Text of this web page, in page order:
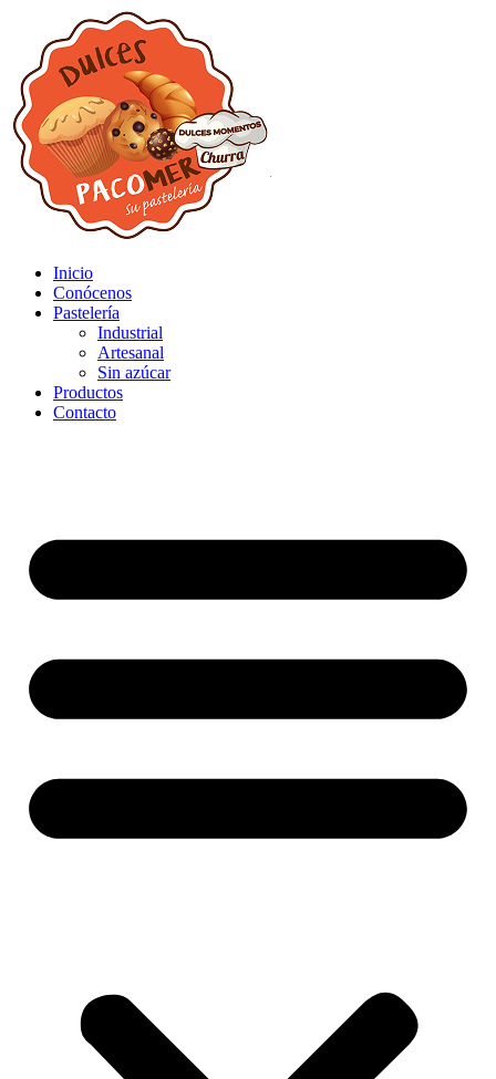
Inicio
Conócenos
Pastelería
Industrial
Artesanal
Sin azúcar
Productos
Contacto